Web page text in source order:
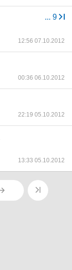
... 9
12:56 07.10.2012
00:36 06.10.2012
22:19 05.10.2012
13:33 05.10.2012